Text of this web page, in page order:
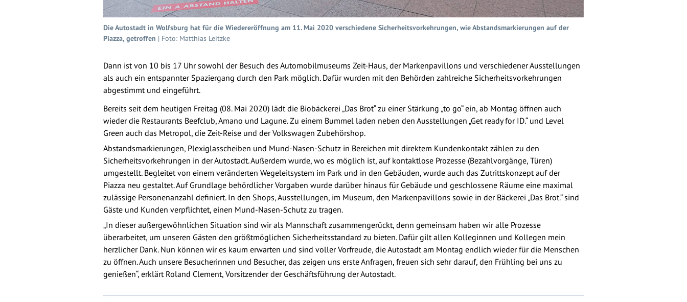
Die Autostadt in Wolfsburg hat für die Wiedereröffnung am 11. Mai 2020 verschiedene Sicherheitsvorkehrungen, wie Abstandsmarkierungen auf der
Piazza, getroffen | Foto: Matthias Leitzke
Dann ist von 10 bis 17 Uhr sowohl der Besuch des Automobilmuseums Zeit-Haus, der Markenpavillons und verschiedener Ausstellungen
als auch ein entspannter Spaziergang durch den Park möglich. Dafür wurden mit den Behörden zahlreiche Sicherheitsvorkehrungen
abgestimmt und eingeführt.
Bereits seit dem heutigen Freitag (08. Mai 2020) lädt die Biobäckerei „Das Brot“ zu einer Stärkung „to go“ ein, ab Montag öffnen auch
wieder die Restaurants Beefclub, Amano und Lagune. Zu einem Bummel laden neben den Ausstellungen „Get ready for ID.“ und Level
Green auch das Metropol, die Zeit-Reise und der Volkswagen Zubehörshop.
Abstandsmarkierungen, Plexiglasscheiben und Mund-Nasen-Schutz in Bereichen mit direktem Kundenkontakt zählen zu den
Sicherheitsvorkehrungen in der Autostadt. Außerdem wurde, wo es möglich ist, auf kontaktlose Prozesse (Bezahlvorgänge, Türen)
umgestellt. Begleitet von einem veränderten Wegeleitsystem im Park und in den Gebäuden, wurde auch das Zutrittskonzept auf der
Piazza neu gestaltet. Auf Grundlage behördlicher Vorgaben wurde darüber hinaus für Gebäude und geschlossene Räume eine maximal
zulässige Personenanzahl definiert. In den Shops, Ausstellungen, im Museum, den Markenpavillons sowie in der Bäckerei „Das Brot.“ sind
Gäste und Kunden verpflichtet, einen Mund-Nasen-Schutz zu tragen.
„In dieser außergewöhnlichen Situation sind wir als Mannschaft zusammengerückt, denn gemeinsam haben wir alle Prozesse
überarbeitet, um unseren Gästen den größtmöglichen Sicherheitsstandard zu bieten. Dafür gilt allen Kolleginnen und Kollegen mein
herzlicher Dank. Nun können wir es kaum erwarten und sind voller Vorfreude, die Autostadt am Montag endlich wieder für die Menschen
zu öffnen. Auch unsere Besucherinnen und Besucher, das zeigen uns erste Anfragen, freuen sich sehr darauf, den Frühling bei uns zu
genießen“, erklärt Roland Clement, Vorsitzender der Geschäftsführung der Autostadt.